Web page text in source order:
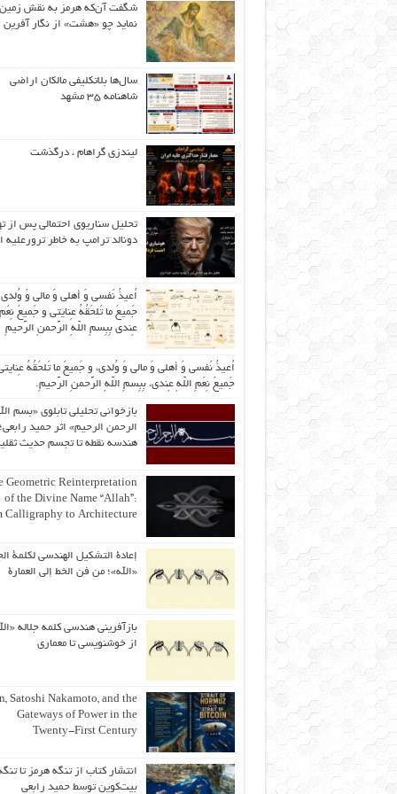
شگفت آن‌که هرمز به نقش زمین
نماید چو «هشت» از نگار آفرین
سال‌ها بلاتکلیفی مالکان اراضی
شاهنامه ۳۵ مشهد
لیندزی گراهام ، درگذشت
تحلیل سناریوی احتمالی پس از
دونالد ترامپ به خاطر ترورعلیه
اُعیذُ نَفسی وَ أهلی وَ مالی وَ
جَمیعَ ما تَلحَقُهُ عِنایتی و جَمیعَ نِعَمِ
عِندی بِبِسمِ اللّهِ الرَّحمنِ الرَّحیمِ
اُعیذُ نَفسی وَ أهلی وَ مالی وَ وُلدی، و جَمیعَ ما تَلحَقُهُ
جَمیعَ نِعَمِ اللّهِ عِندی، بِبِسمِ اللّهِ الرَّحمنِ الرَّحیمِ.
بازخوانی تحلیلی تابلوی «بسم
الرحمن الرحیم» اثر حمید رابعی؛
هندسه نقطه تا تجسم حدیث
Geometric Reinterpretation
of the Divine Name “Allah”:
Calligraphy to Architecture
إعادة التشكيل الهندسي لكلمة
«الله»؛ من فن الخط إلى العمارة
بازآفرینی هندسی کلمه جلاله
از خوشنویسی تا معماری
Satoshi Nakamoto, and the
Gateways of Power in the
Twenty-First Century
انتشار کتاب از تنگه هرمز تا
بیت‌کوین توسط حمید رابعی